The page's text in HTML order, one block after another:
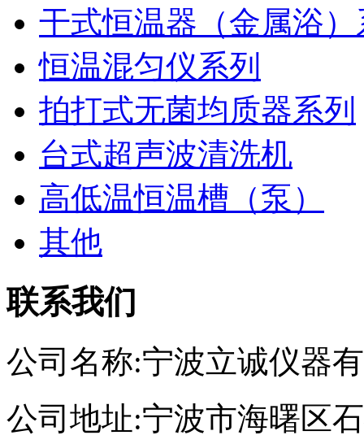
干式恒温器（金属浴）
恒温混匀仪系列
拍打式无菌均质器系列
台式超声波清洗机
高低温恒温槽（泵）
其他
联系我们
公司名称:宁波立诚仪器
公司地址:宁波市海曙区